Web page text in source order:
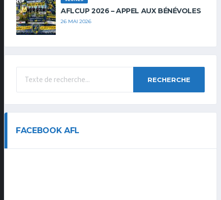
AFLCUP 2026 – APPEL AUX BÉNÉVOLES
26 MAI 2026
RECHERCHE
FACEBOOK AFL